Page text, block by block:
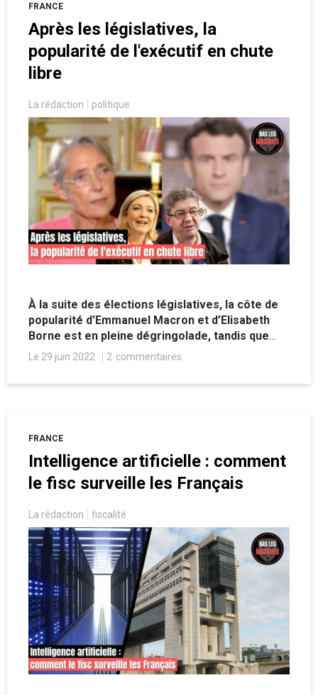
FRANCE
Après les législatives, la
popularité de l'exécutif en chute
libre
La rédaction politique
À la suite des élections législatives, la côte de
popularité d’Emmanuel Macron et d’Elisabeth
Borne est en pleine dégringolade, tandis que
Jean-Luc Mélenchon et Marine Le Pen
connaissent une très nette hausse des opinions
favorables.
Le 29 juin 2022 2 commentaires
FRANCE
Intelligence artificielle : comment
le fisc surveille les Français
La rédaction fiscalité